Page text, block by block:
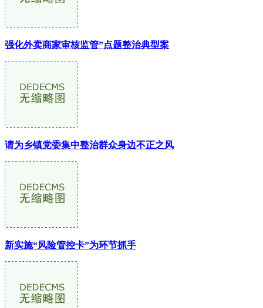
强化外卖商家审核监管”点题整治典型案
请为乡镇党委集中整治群众身边不正之风
新实施“风险管控卡”为环节抓手